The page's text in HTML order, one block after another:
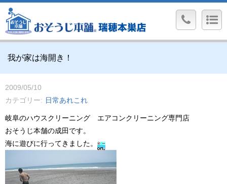
我が家は海開き！
2009/05/10
カテゴリー
日常あれこれ
岐阜のハウスクリーニング エアコンクリーニング専門店
おそうじ本舗の成田です。
海に遊びに行ってきました。